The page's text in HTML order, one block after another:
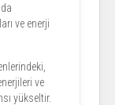
ve enerji
ve
yükseltir.